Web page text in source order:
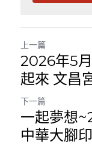
上一篇
2026年5
起來 文昌
下一篇
一起夢想
中華大腳